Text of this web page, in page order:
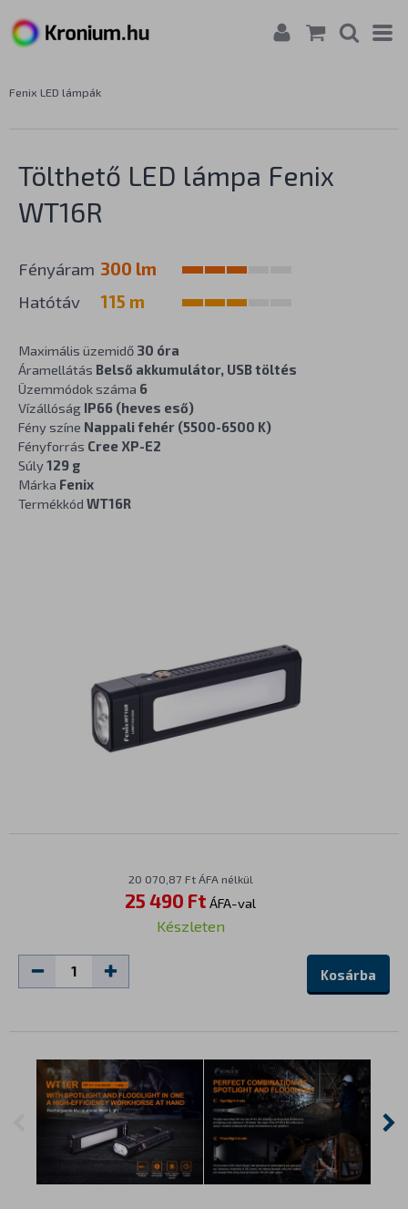
Fenix LED lámpák
Tölthető LED lámpa Fenix
WT16R
Fényáram 300 lm
Hatótáv
115 m
Maximális üzemidő 30 óra
Áramellátás Belső akkumulátor, USB töltés
Üzemmódok száma 6
Vízállóság IP66 (heves eső)
Fény színe Nappali fehér (5500-6500 K)
Fényforrás Cree XP-E2
Súly129 g
Márka Fenix
Termékkód WT16R
20 070,87 Ft ÁFA nélkül
25 490 Ft ÁFA-val
Készleten
Kosárba